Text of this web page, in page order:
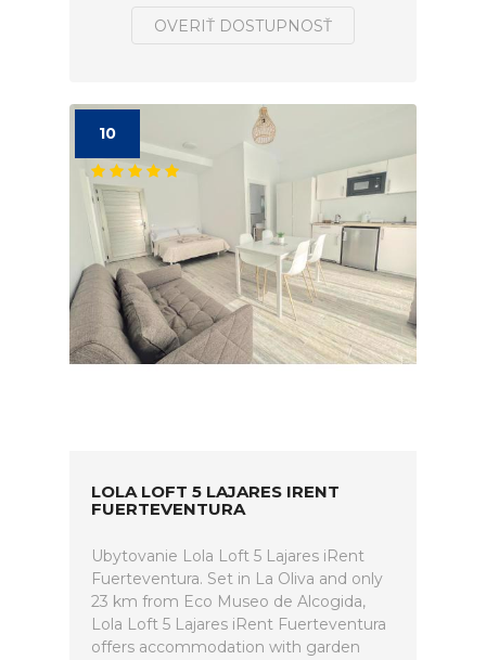
OVERIŤ DOSTUPNOSŤ
10
LOLA LOFT 5 LAJARES IRENT
FUERTEVENTURA
Ubytovanie Lola Loft 5 Lajares iRent
Fuerteventura. Set in La Oliva and only
23 km from Eco Museo de Alcogida,
Lola Loft 5 Lajares iRent Fuerteventura
offers accommodation with garden